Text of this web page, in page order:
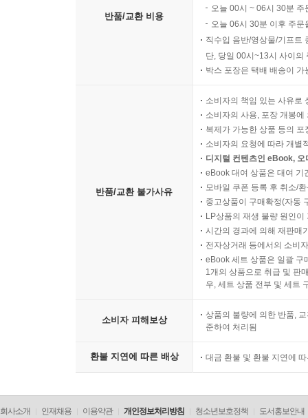
반품/교환 비용
오늘 00시 ~ 06시 30분
오늘 06시 30분 이후 주
직수입 음반/영상물/기프트
단, 당일 00시~13시 사이의
박스 포장은 택배 배송이
반품/교환 불가사유
소비자의 책임 있는 사유로
소비자의 사용, 포장 개봉
복제가 가능한 상품 등의
소비자의 요청에 따라 개별
디지털 컨텐츠인 eBook,
eBook 대여 상품은 대여 기
모바일 쿠폰 등록 후 취소/
중고상품이 구매확정(자동
LP상품의 재생 불량 원인
시간의 경과에 의해 재판매
전자상거래 등에서의 소비
eBook 세트 상품은 일괄 구
1개의 상품으로 취급 및 판
우, 세트 상품 전부 및 세트
소비자 피해보상
상품의 불량에 의한 반품,
준하여 처리됨
환불 지연에 따른 배상 대금 환불 및 환불 지연에
회사소개 인재채용 이용약관 개인정보처리방침 청소년보호정책 도서홍보안내